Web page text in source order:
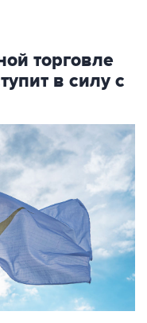
торговле
в силу с